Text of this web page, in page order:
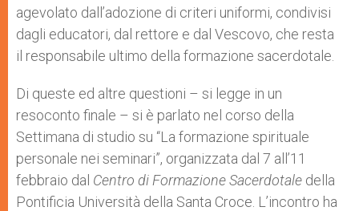
agevolato dall’adozione di criteri uniformi, condivisi
dagli educatori, dal rettore e dal Vescovo, che resta
il responsabile ultimo della formazione sacerdotale.
Di queste ed altre questioni – si legge in un
resoconto finale – si è parlato nel corso della
Settimana di studio su “La formazione spirituale
personale nei seminari”, organizzata dal 7 all’11
febbraio dal Centro di Formazione Sacerdotale della
Pontificia Università della Santa Croce. L’incontro ha